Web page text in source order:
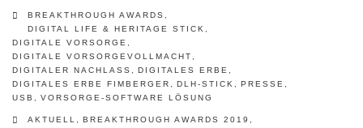
BREAKTHROUGH AWARDS
DIGITAL LIFE & HERITAGE STICK
DIGITALE VORSORGE
DIGITALE VORSORGEVOLLMACHT
DIGITALER NACHLASS
DIGITALES ERBE
DIGITALES ERBE FIMBERGER
DLH-STICK PRESSE
USB
VORSORGE-SOFTWARE LÖSUNG
AKTUELL BREAKTHROUGH AWARDS 2019